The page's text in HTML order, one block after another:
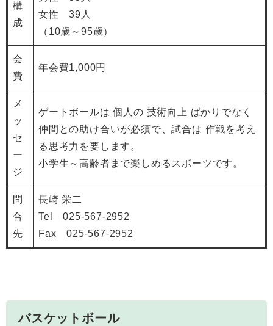
構
成
女性 39人
（10歳～95歳）
会
費
年会費1,000円
メ
ッ
セ
ー
ジ
ゲートボールは 個人の 技術向上 ばかりでなく
仲間との助け合いが必須で、試合は 作戦を考え
る思考力を要します。
小学生～高齢者まで楽しめるスボーツです。
問
合
先
長崎 栄二
Tel 025-567-2952
Fax 025-567-2952
バスケットボール